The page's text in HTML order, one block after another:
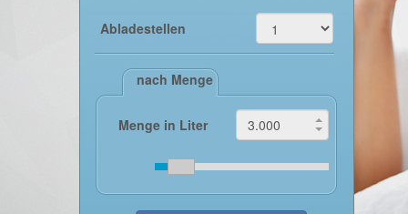
Abladestellen
nach Menge
Menge in Liter